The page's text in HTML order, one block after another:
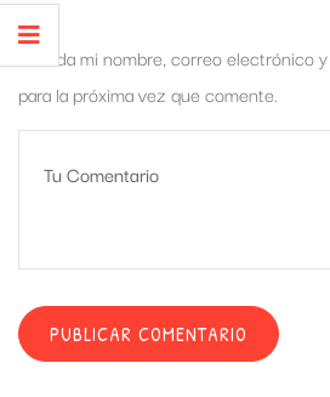
Guarda mi nombre, correo electrónico
para la próxima vez que comente.